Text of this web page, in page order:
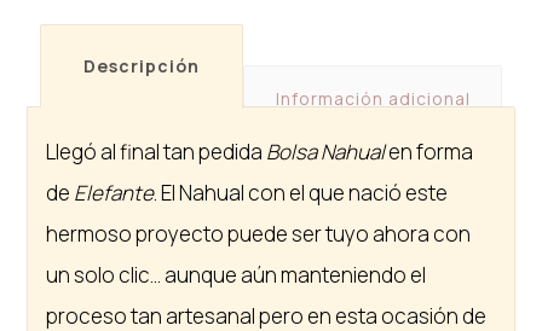
Descripción
Información adicional
Llegó al final tan pedida Bolsa Nahualen forma
de Elefante. El Nahual con el que nació este
hermoso proyecto puede ser tuyo ahora con
un solo clic… aunque aún manteniendo el
proceso tan artesanal pero en esta ocasión de